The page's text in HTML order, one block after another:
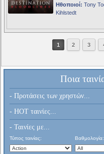
Ηθοποιοί: Tony
Kihlstedt
1 2 3
Ποια
- Προτάσεις των χρηστών...
- HOT ταινίες...
- Ταινίες με...
Τύπος ταινίας: Βαθμολογία: